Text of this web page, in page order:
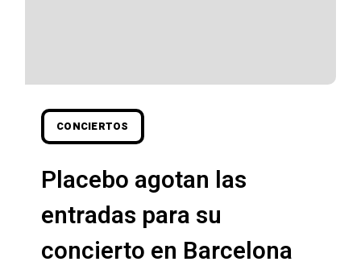
CONCIERTOS
Placebo agotan las
entradas para su
concierto en Barcelona